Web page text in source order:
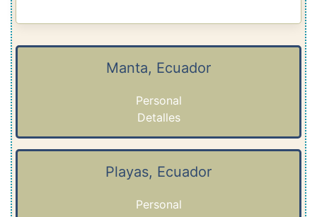
Manta, Ecuador
Personal
Detalles
Playas, Ecuador
Personal